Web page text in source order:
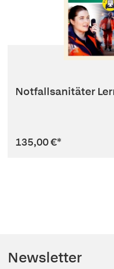
Notfallsanitäter
135,00 €*
Newsletter